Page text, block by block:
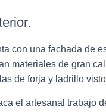
con una fachada de
materiales de gran
de forja y ladrillo
el artesanal trabajo